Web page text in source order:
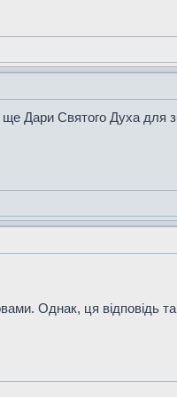
Дари Святого Духа для
Однак, ця відповідь